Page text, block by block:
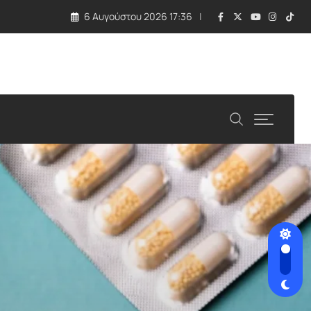
6 Αυγούστου 2026 17:36